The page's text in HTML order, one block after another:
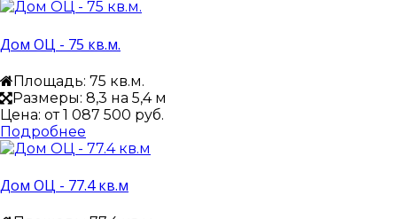
Дом ОЦ - 75 кв.м.
Площадь: 75 кв.м.
Размеры: 8,3 на 5,4 м
Цена: от1 087 500 руб.
Подробнее
Дом ОЦ - 77.4 кв.м